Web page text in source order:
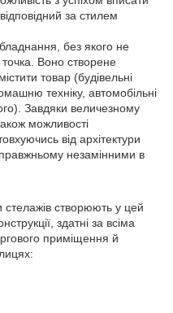
за стилем
без якого не
Воно створене
товар (будівельні
техніку, автомобільні
Завдяки величезному
можливості
від архітектури
незамінними в
створюють у цей
здатні за всіма
приміщення й